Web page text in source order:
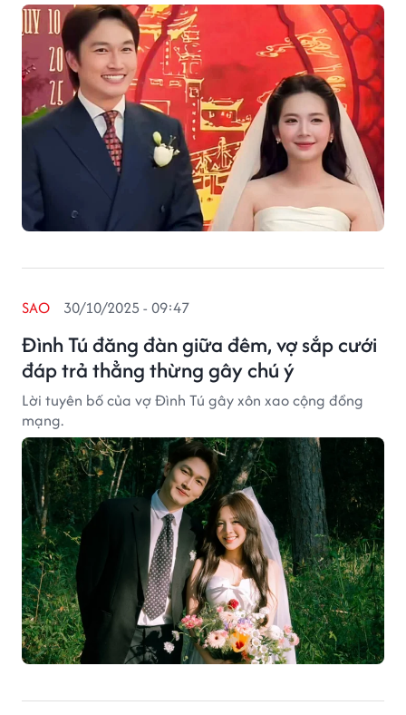
Đình Tú đăng đàn giữa đêm, vợ sắp cưới
đáp trả thẳng thừng gây chú ý
SAO 30/10/2025 - 09:47
Lời tuyên bố của vợ Đình Tú gây xôn xao cộng đồng
mạng.